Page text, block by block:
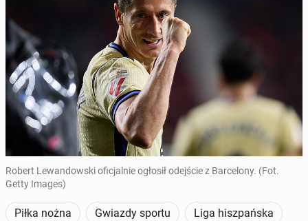
Robert Lewandowski oficjalnie ogłosił odejście z Barcelony. (Fot.
Getty Images)
Piłka nożna Gwiazdy sportu Liga hiszpańska